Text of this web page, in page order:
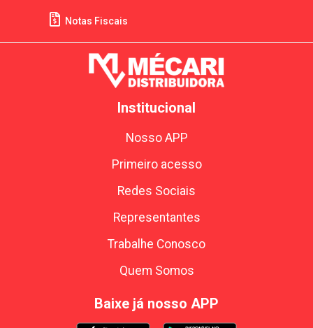
Notas Fiscais
Institucional
Nosso APP
Primeiro acesso
Redes Sociais
Representantes
Trabalhe Conosco
Quem Somos
Baixe já nosso APP